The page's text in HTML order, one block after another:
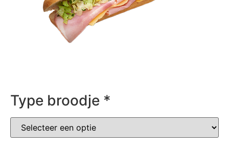
Type broodje *